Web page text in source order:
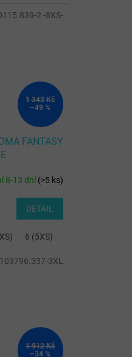
1 343 Kč
–49 %
FANTASY
8-13 dní(>5 ks)
DETAIL
6 (5XS)
2 -8XS-
1 912 Kč
–34 %
103796.337-3XL